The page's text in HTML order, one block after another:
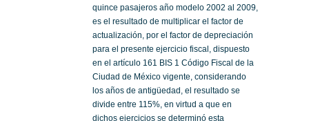
quince pasajeros año modelo 2002 al 2009,
es el resultado de multiplicar el factor de
actualización, por el factor de depreciación
para el presente ejercicio fiscal, dispuesto
en el artículo 161 BIS 1 Código Fiscal de la
Ciudad de México vigente, considerando
los años de antigüedad, el resultado se
divide entre 115%, en virtud a que en
dichos ejercicios se determinó esta